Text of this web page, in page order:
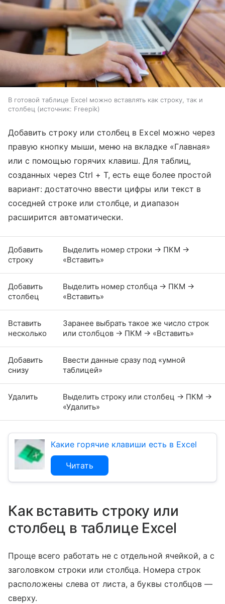
В готовой таблице Excel можно вставлять как строку, так и
столбец
источник: Freepik
Добавить строку или столбец в Excel можно через
правую кнопку мыши, меню на вкладке «Главная»
или с помощью горячих клавиш. Для таблиц,
созданных через Ctrl + T, есть еще более простой
вариант: достаточно ввести цифры или текст в
соседней строке или столбце, и диапазон
расширится автоматически.
Добавить
строку
Выделить номер строки → ПКМ →
«Вставить»
Добавить
столбец
Выделить номер столбца → ПКМ →
«Вставить»
Вставить
несколько
Заранее выбрать такое же число строк
или столбцов → ПКМ → «Вставить»
Добавить
снизу
Ввести данные сразу под «умной
таблицей»
Удалить
Выделить строку или столбец → ПКМ →
«Удалить»
Какие горячие клавиши есть в Excel
Читать
Как вставить строку или
столбец в таблице Excel
Проще всего работать не с отдельной ячейкой, а с
заголовком строки или столбца. Номера строк
расположены слева от листа, а буквы столбцов —
сверху.